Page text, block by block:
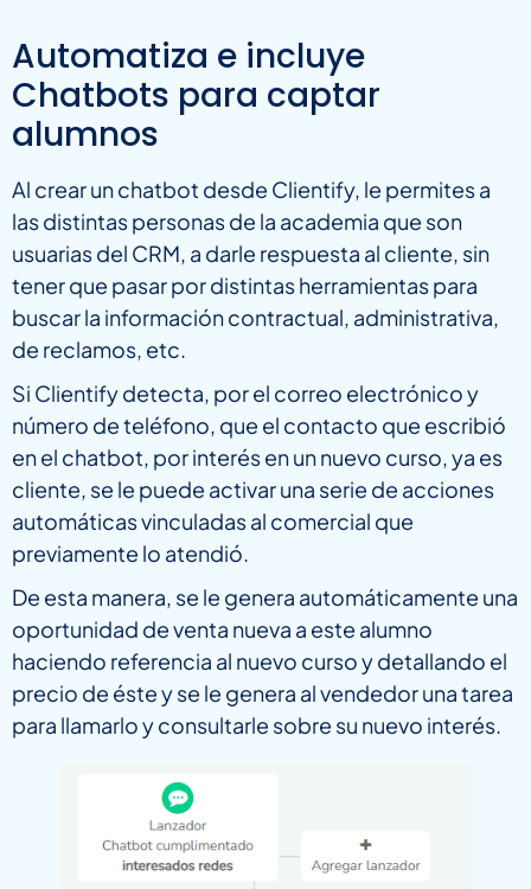
Automatiza e incluye
Chatbots para captar
alumnos
Al crear un chatbot desde Clientify, le permites a
las distintas personas de la academia que son
usuarias del CRM, a darle respuesta al cliente, sin
tener que pasar por distintas herramientas para
buscar la información contractual, administrativa,
de reclamos, etc.
Si Clientify detecta, por el correo electrónico y
número de teléfono, que el contacto que escribió
en el chatbot, por interés en un nuevo curso, ya es
cliente, se le puede activar una serie de acciones
automáticas vinculadas al comercial que
previamente lo atendió.
De esta manera, se le genera automáticamente una
oportunidad de venta nueva a este alumno
haciendo referencia al nuevo curso y detallando el
precio de éste y se le genera al vendedor una tarea
para llamarlo y consultarle sobre su nuevo interés.